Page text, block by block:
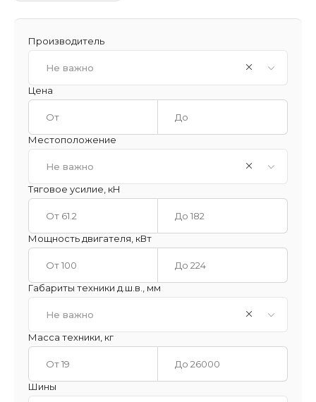
Производитель
Не важно
Цена
Местоположение
Не важно
Тяговое усилие, кН
Мощность двигателя, кВт
Габариты техники д.ш.в., мм
Не важно
Масса техники, кг
Шины